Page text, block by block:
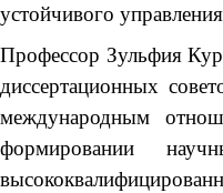
устойчивого
Профессор Зульфия
диссертационных
международным
формировании